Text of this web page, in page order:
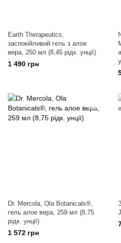
Earth Therapeutics,
заспокійливий гель з алое
вера, 250 мл (8,45 рідк. унції)
1 490 грн
Dr. Mercola, Ola Botanicals®,
гель алое вера, 259 мл (8,75
рідк. унції)
1 572 грн